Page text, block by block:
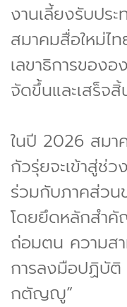
งานเลี้ยงรับปร
สมาคมสื่อใหม่ไ
เลขาธิการของ
จัดขึ้นและเสร็จ
ในปี 2026 สมา
กัวรุ่ยจะเข้าสู่ช่
ร่วมกับภาคส่วน
โดยยึดหลักสำคั
ถ่อมตน ความส
การลงมือปฏิบัติ
กตัญญู”